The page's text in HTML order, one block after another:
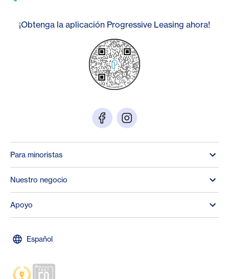
¡Obtenga la aplicación Progressive Leasing ahora!
Para minoristas
Nuestro negocio
Apoyo
Español